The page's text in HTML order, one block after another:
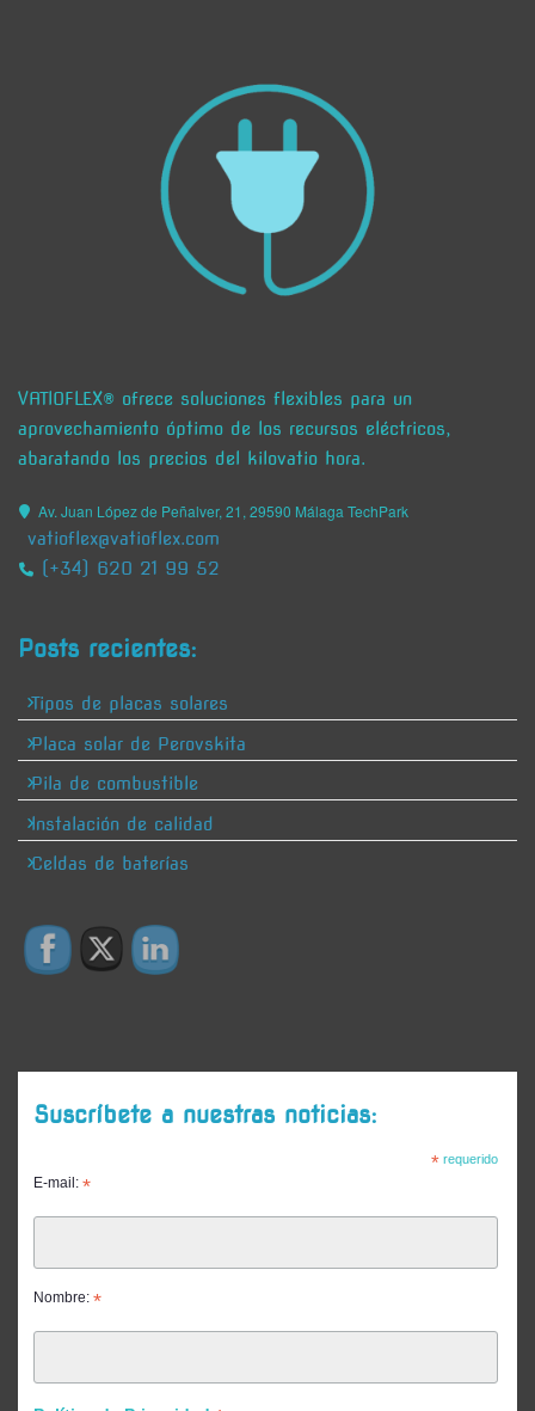
VATIOFLEX® ofrece soluciones flexibles para un
aprovechamiento óptimo de los recursos eléctricos,
abaratando los precios del kilovatio hora.
Av. Juan López de Peñalver, 21, 29590 Málaga TechPark
vatioflex@vatioflex.com
(+34) 620 21 99 52
Posts recientes:
Tipos de placas solares
Placa solar de Perovskita
Pila de combustible
Instalación de calidad
Celdas de baterías
Suscríbete a nuestras noticias:
*requerido
E-mail: *
Nombre: *